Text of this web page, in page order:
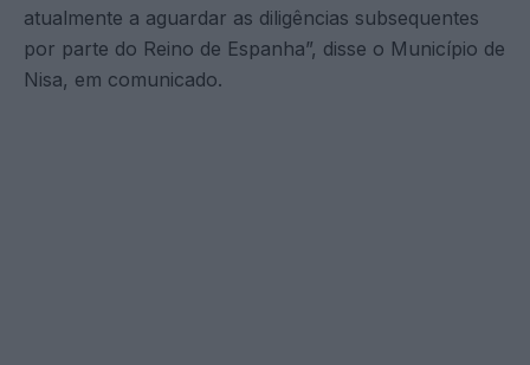
atualmente a aguardar as diligências subsequentes
por parte do Reino de Espanha”, disse o Município de
Nisa, em comunicado.